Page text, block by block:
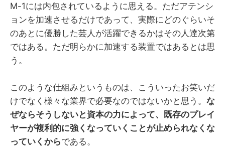
M-1には内包されているように思える。ただアテンシ
ョンを加速させるだけであって、実際にどのぐらいそ
のあとに優勝した芸人が活躍できるかはその人達次第
ではある。ただ明らかに加速する装置ではあるとは思
う。
このような仕組みというものは、こういったお笑いだ
けでなく様々な業界で必要なのではないかと思う。 な
ぜならそうしないと資本の力によって、既存のプレイ
ヤーが複利的に強くなっていくことが止められなくな
っていくからである。